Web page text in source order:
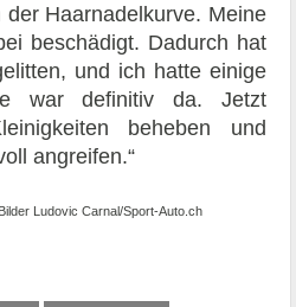
Haarnadelkurve. Meine
beschädigt. Dadurch hat
und ich hatte einige
war definitiv da. Jetzt
beheben und
angreifen.“
Ludovic Carnal/Sport-Auto.ch